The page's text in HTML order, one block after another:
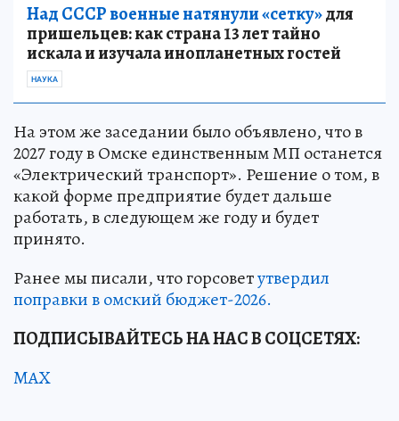
Над СССР военные натянули «сетку»для
пришельцев: как страна 13 лет тайно
искала и изучала инопланетных гостей
НАУКА
На этом же заседании было объявлено, что в
2027 году в Омске единственным МП останется
«Электрический транспорт». Решение о том, в
какой форме предприятие будет дальше
работать, в следующем же году и будет
принято.
Ранее мы писали, что горсоветутвердил
поправки в омский бюджет-2026.
ПОДПИСЫВАЙТЕСЬ НА НАС В СОЦСЕТЯХ:
MAX